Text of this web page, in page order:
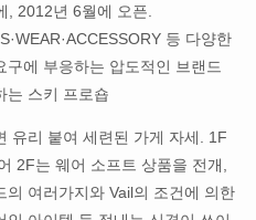
, 2012년 6월에 오픈.
등 다양한
구에 부응하는 압도적인 브랜드
는 스키 프로숍
유리 붙여 세련된 가게 자세. 1F
2F는 웨어 소프트 상품을 전개,
의 여러가지와 Vail의 조건에 의한